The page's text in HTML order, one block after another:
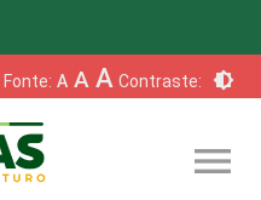
Fonte: A A A Contraste: brightness_6
menu